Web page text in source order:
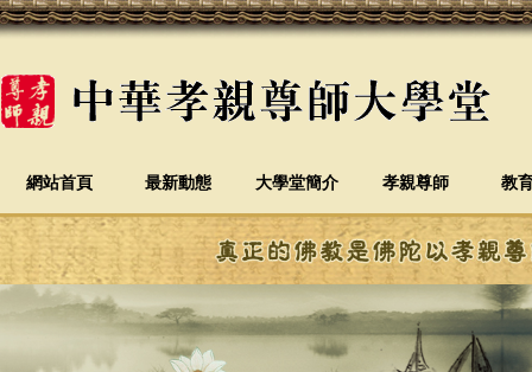
網站首頁 最新動態 大學堂簡介 孝親尊師 教